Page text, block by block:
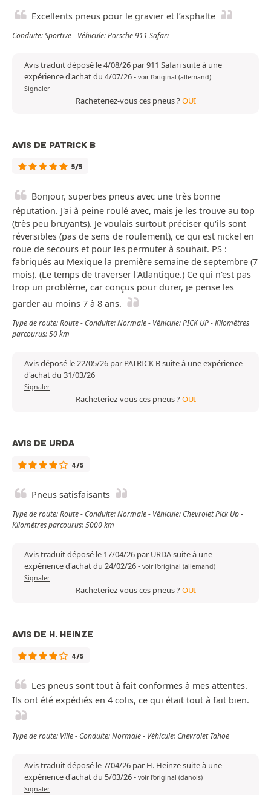
Excellents pneus pour le gravier et l’asphalte
Conduite: Sportive - Véhicule: Porsche 911 Safari
Avis traduit déposé le 4/08/26 par 911 Safari suite à une
expérience d'achat du 4/07/26- voir l'original (allemand)
Signaler
Racheteriez-vous ces pneus ?OUI
AVIS DE PATRICK B
5/5
Bonjour, superbes pneus avec une très bonne
réputation. J'ai à peine roulé avec, mais je les trouve au top
(très peu bruyants). Je voulais surtout préciser qu'ils sont
réversibles (pas de sens de roulement), ce qui est nickel en
roue de secours et pour les permuter à souhait. PS :
fabriqués au Mexique la première semaine de septembre (7
mois). (Le temps de traverser l'Atlantique.) Ce qui n'est pas
trop un problème, car conçus pour durer, je pense les
garder au moins 7 à 8 ans.
Type de route: Route - Conduite: Normale - Véhicule: PICK UP - Kilomètres
parcourus: 50 km
Avis déposé le 22/05/26 par PATRICK B suite à une expérience
d'achat du 31/03/26
Signaler
Racheteriez-vous ces pneus ?OUI
AVIS DE URDA
4/5
Pneus satisfaisants
Type de route: Route - Conduite: Normale - Véhicule: Chevrolet Pick Up -
Kilomètres parcourus: 5000 km
Avis traduit déposé le 17/04/26 par URDA suite à une
expérience d'achat du 24/02/26- voir l'original (allemand)
Signaler
Racheteriez-vous ces pneus ?OUI
AVIS DE H. HEINZE
4/5
Les pneus sont tout à fait conformes à mes attentes.
Ils ont été expédiés en 4 colis, ce qui était tout à fait bien.
Type de route: Ville - Conduite: Normale - Véhicule: Chevrolet Tahoe
Avis traduit déposé le 7/04/26 par H. Heinze suite à une
expérience d'achat du 5/03/26- voir l'original (danois)
Signaler